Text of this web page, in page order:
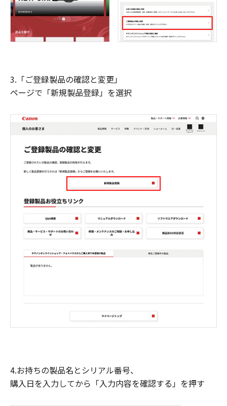
3.「ご登録製品の確認と変更」
ページで「新規製品登録」を選択
4.お持ちの製品名とシリアル番号、
購入日を入力してから「入力内容を確認する」を押す